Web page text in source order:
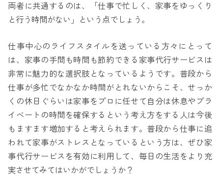
両者に共通するのは、「仕事で忙しく、家事をゆっくり
と行う時間がない」という点でしょう。
仕事中心のライフスタイルを送っている方々にとって
は、家事の手間も時間も節約できる家事代行サービスは
非常に魅力的な選択肢となっているようです。普段から
仕事が多忙でなかなか時間がとれないからこそ、せっか
くの休日ぐらいは家事をプロに任せて自分は休息やプラ
イベートの時間を確保するという考え方をする人は今後
もますます増加すると考えられます。普段から仕事に追
われて家事がストレスとなっているという方は、ぜひ家
事代行サービスを有効に利用して、毎日の生活をより充
実させてみてはいかがでしょうか？